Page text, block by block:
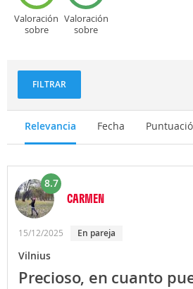
Valoración
sobre
Valoración
sobre
FILTRAR
Relevancia Fecha
8.7
CARMEN
15/12/2025 en pareja
Vilnius
Precioso, en cuanto